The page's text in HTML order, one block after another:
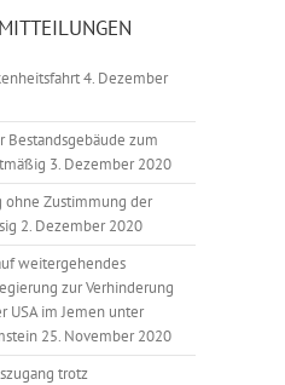
4. Dezember
Bestandsgebäude zum
3. Dezember 2020
ohne Zustimmung der
2. Dezember 2020
weitergehendes
zur Verhinderung
USA im Jemen unter
25. November 2020
trotz